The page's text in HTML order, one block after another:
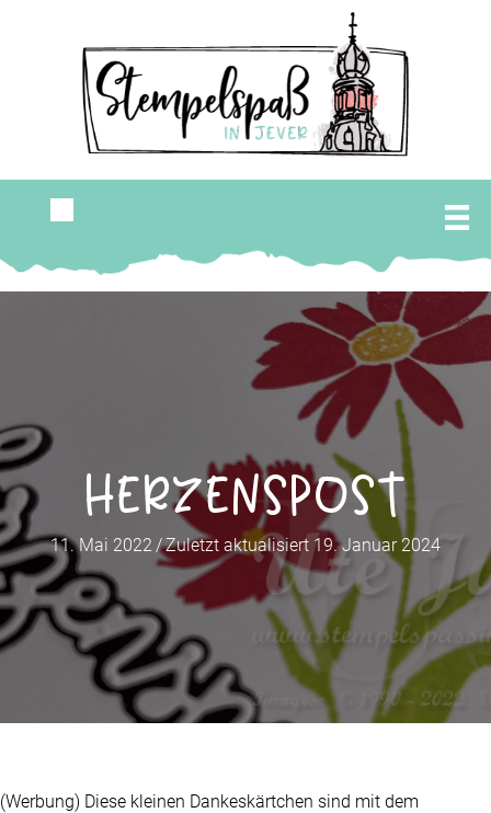
Herzenspost
11. Mai 2022 /Zuletzt aktualisiert 19. Januar 2024
(Werbung) Diese kleinen Dankeskärtchen sind mit dem